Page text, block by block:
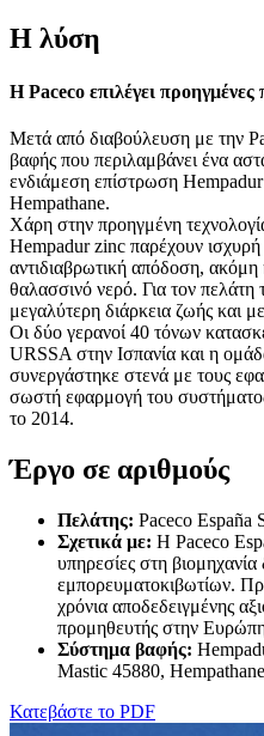
Η λύση
Η Paceco επιλέγει προηγμένες
Μετά από διαβούλευση με την
βαφής που περιλαμβάνει ένα
ενδιάμεση επίστρωση
Hempathane.
Χάρη στην προηγμένη
Hempadur zinc παρέχουν ισχυρή
αντιδιαβρωτική απόδοση,
θαλασσινό νερό. Για τον πελάτη
μεγαλύτερη διάρκεια ζωής και
Οι δύο γερανοί 40 τόνων
URSSA στην Ισπανία και η
συνεργάστηκε στενά με τους
σωστή εφαρμογή του
το 2014.
Έργο σε αριθμούς
Πελάτης: Paceco España
Σχετικά με: Η Paceco
υπηρεσίες στη βιομηχανία
εμπορευματοκιβωτίων.
χρόνια αποδεδειγμένης
προμηθευτής στην
Σύστημα βαφής:
Mastic 45880,
Κατεβάστε το PDF